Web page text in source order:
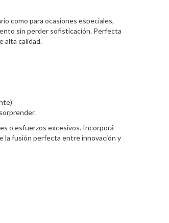
como para ocasiones especiales,
sin perder sofisticación. Perfecta
alta calidad.
o esfuerzos excesivos. Incorporá
la fusión perfecta entre innovación y